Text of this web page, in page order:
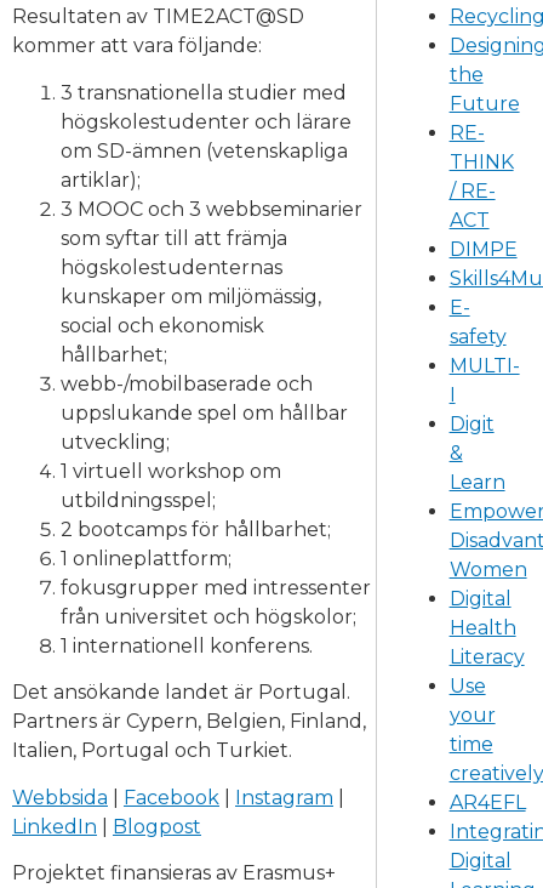
Resultaten av TIME2ACT@SD
kommer att vara följande:
3 transnationella studier med
högskolestudenter och lärare
om SD-ämnen (vetenskapliga
artiklar);
3 MOOC och 3 webbseminarier
som syftar till att främja
högskolestudenternas
kunskaper om miljömässig,
social och ekonomisk
hållbarhet;
webb-/mobilbaserade och
uppslukande spel om hållbar
utveckling;
1 virtuell workshop om
utbildningsspel;
2 bootcamps för hållbarhet;
1 onlineplattform;
fokusgrupper med intressenter
från universitet och högskolor;
1 internationell konferens.
Det ansökande landet är Portugal.
Partners är Cypern, Belgien, Finland,
Italien, Portugal och Turkiet.
Webbsida Facebook Instagram
LinkedIn
Blogpost
Projektet finansieras av Erasmus+
the
Future
RE-
THINK
/ RE-
ACT
DIMPE
E-
safety
MULTI-
I
Digit
&
Learn
Women
Digital
Health
Literacy
Use
your
time
creatively
AR4EFL
Digital